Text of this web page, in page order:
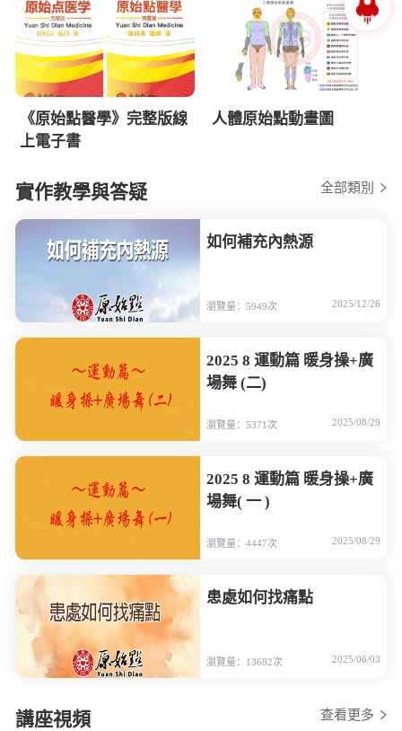
《原始點醫學》完整版線
上電子書
人體原始點動畫圖
實作教學與答疑 全部類別
如何補充內熱源
瀏覽量：5949次 2025/12/26
2025 8 運動篇 暖身操+廣
場舞 (二)
瀏覽量：5371次 2025/08/29
2025 8 運動篇 暖身操+廣
場舞( 一 )
瀏覽量：4447次 2025/08/29
患處如何找痛點
瀏覽量：13682次 2025/06/03
講座視頻 查看更多